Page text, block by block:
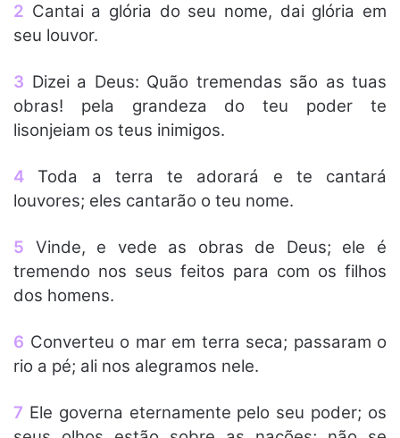
2 Cantai a glória do seu nome, dai glória em
seu louvor.
3 Dizei a Deus: Quão tremendas são as tuas
obras! pela grandeza do teu poder te
lisonjeiam os teus inimigos.
4 Toda a terra te adorará e te cantará
louvores; eles cantarão o teu nome.
5 Vinde, e vede as obras de Deus; ele é
tremendo nos seus feitos para com os filhos
dos homens.
6 Converteu o mar em terra seca; passaram o
rio a pé; ali nos alegramos nele.
7 Ele governa eternamente pelo seu poder; os